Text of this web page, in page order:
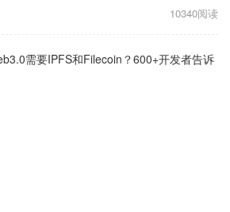
10340阅读